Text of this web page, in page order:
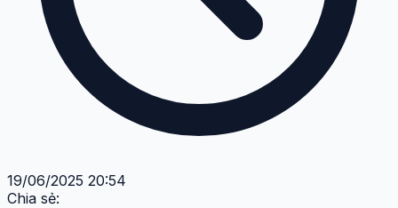
19/06/2025 20:54
Chia sẻ: